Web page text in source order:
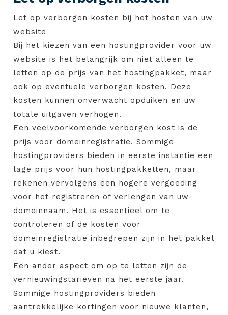
Let op verborgen kosten bij het hosten van uw
website
Bij het kiezen van een hostingprovider voor uw
website is het belangrijk om niet alleen te
letten op de prijs van het hostingpakket, maar
ook op eventuele verborgen kosten. Deze
kosten kunnen onverwacht opduiken en uw
totale uitgaven verhogen.
Een veelvoorkomende verborgen kost is de
prijs voor domeinregistratie. Sommige
hostingproviders bieden in eerste instantie een
lage prijs voor hun hostingpakketten, maar
rekenen vervolgens een hogere vergoeding
voor het registreren of verlengen van uw
domeinnaam. Het is essentieel om te
controleren of de kosten voor
domeinregistratie inbegrepen zijn in het pakket
dat u kiest.
Een ander aspect om op te letten zijn de
vernieuwingstarieven na het eerste jaar.
Sommige hostingproviders bieden
aantrekkelijke kortingen voor nieuwe klanten,